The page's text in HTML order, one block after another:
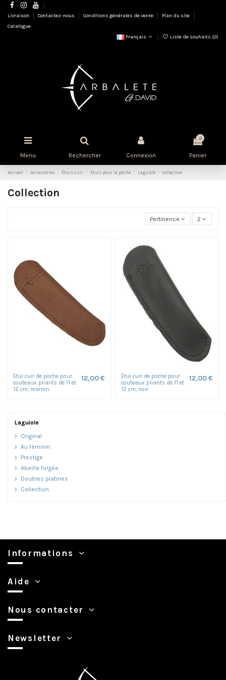
Livraison Contactez-nous Conditions générales de vente
Plan du site
Catalogue
Français
Liste de souhaits (0)
Menu Rechercher Connexion
0
Panier
Accueil Accessoires Étuis cuir Etuis pour la poche Laguiole Collection
Collection
Pertinence 2
Étui cuir de poche pour
couteaux pliants de 11 et
12 cm, marron
12,00 €
Étui cuir de poche pour
couteaux pliants de 11 et
12 cm, noir
12,00 €
Laguiole
Original
Au féminin
Prestige
Abeille forgée
Doubles platines
Collection
Informations
Aide
Nous contacter
Newsletter